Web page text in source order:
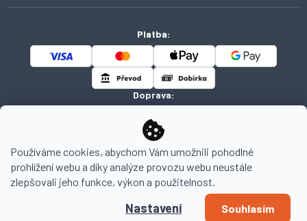
Používáme cookies, abychom Vám umožnili pohodlné
prohlížení webu a díky analýze provozu webu neustále
zlepšovali jeho funkce, výkon a použitelnost.
Nastavení Souhlasím
Platba:
Doprava:
Vytvořil Shoptet
Copyright 2026AHOMI. Všechna práva vyhrazena.